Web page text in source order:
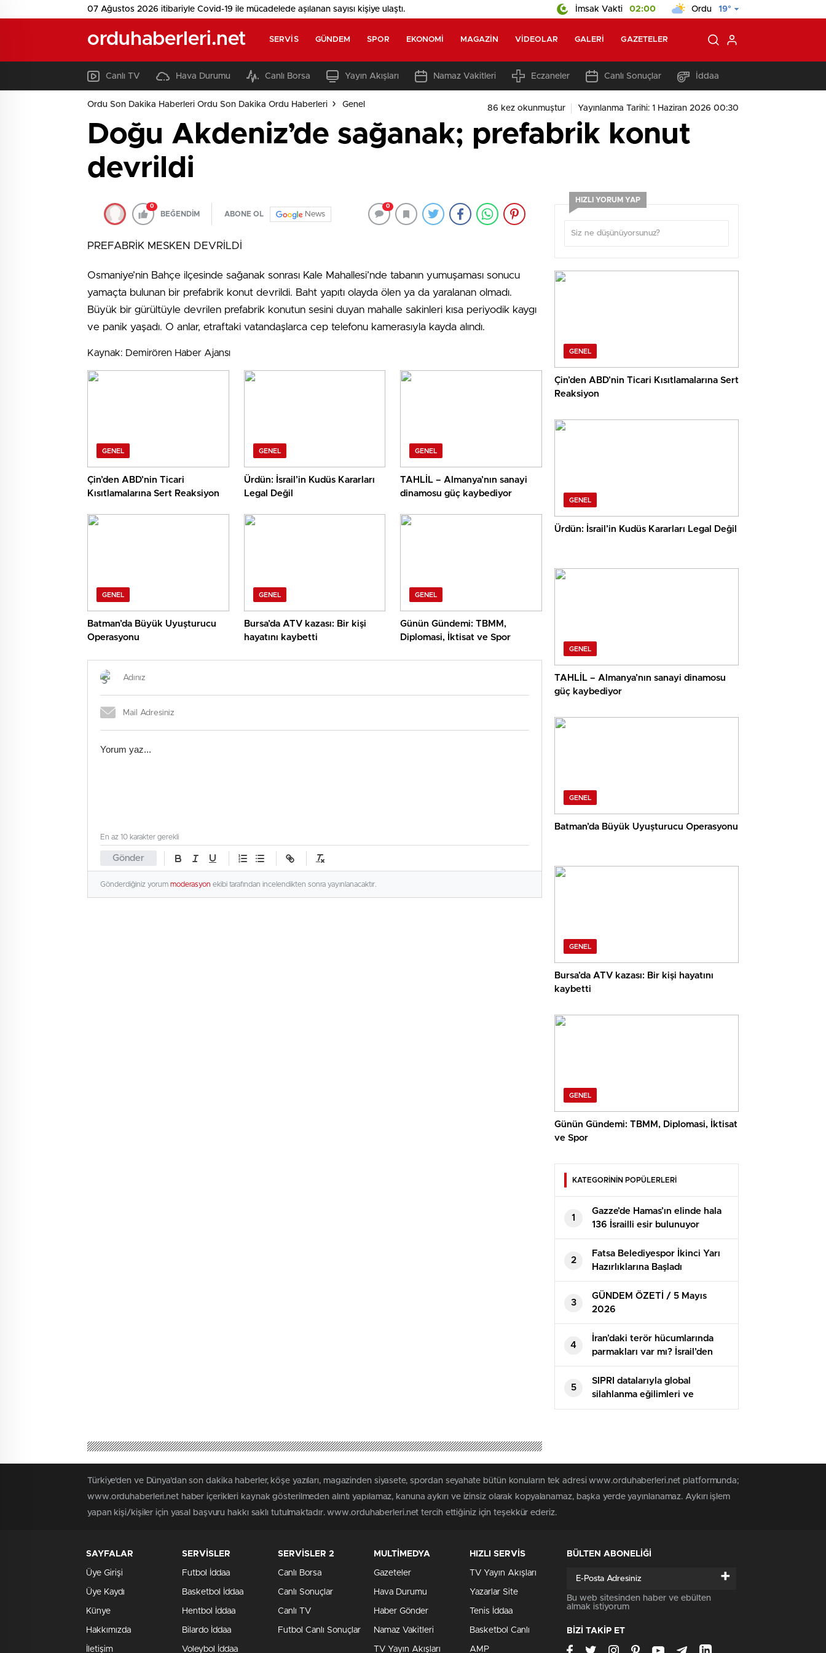
07 Ağustos 2026 itibariyle Covid-19 ile mücadelede aşılanan sayısı kişiye ulaştı. İmsak Vakti 02:00 Ordu 19°
orduhaberleri.net SERVIS GÜNDEM SPOR EKONOMI MAGAZIN VIDEOLAR GALERI GAZETELER
Canlı TV Hava Durumu Canlı Borsa Yayın Akışları Namaz Vakitleri Eczaneler Canlı Sonuçlar İddaa
Ordu Son Dakika Haberleri Ordu Son Dakika Ordu Haberleri Genel 86 kez okunmuştur Yayınlanma Tarihi: 1 Haziran 2026 00:30
Doğu Akdeniz’de sağanak; prefabrik konut
devrildi
0
BEĞENDİM ABONE OL News
0
PREFABRİK MESKEN DEVRİLDİ
Osmaniye’nin Bahçe ilçesinde sağanak sonrası Kale Mahallesi’nde tabanın yumuşaması sonucu
yamaçta bulunan bir prefabrik konut devrildi. Baht yapıtı olayda ölen ya da yaralanan olmadı.
Büyük bir gürültüyle devrilen prefabrik konutun sesini duyan mahalle sakinleri kısa periyodik kaygı
ve panik yaşadı. O anlar, etraftaki vatandaşlarca cep telefonu kamerasıyla kayda alındı.
Kaynak: Demirören Haber Ajansı
GENEL
Çin’den ABD’nin Ticari
Kısıtlamalarına Sert Reaksiyon
GENEL
Ürdün: İsrail’in Kudüs Kararları
Legal Değil
GENEL
TAHLİL – Almanya’nın sanayi
dinamosu güç kaybediyor
GENEL
Batman’da Büyük Uyuşturucu
Operasyonu
GENEL
Bursa’da ATV kazası: Bir kişi
hayatını kaybetti
GENEL
Günün Gündemi: TBMM,
Diplomasi, İktisat ve Spor
Gönder
En az 10 karakter gerekli
Gönderdiğiniz yorum moderasyon ekibi tarafından incelendikten sonra yayınlanacaktır.
HIZLI YORUM YAP
GENEL
Çin’den ABD’nin Ticari Kısıtlamalarına Sert
Reaksiyon
GENEL
Ürdün: İsrail’in Kudüs Kararları Legal Değil
GENEL
TAHLİL – Almanya’nın sanayi dinamosu
güç kaybediyor
GENEL
Batman’da Büyük Uyuşturucu Operasyonu
GENEL
Bursa’da ATV kazası: Bir kişi hayatını
kaybetti
GENEL
Günün Gündemi: TBMM, Diplomasi, İktisat
ve Spor
KATEGORİNİN POPÜLERLERİ
1
Gazze’de Hamas’ın elinde hala
136 İsrailli esir bulunuyor
2
Fatsa Belediyespor İkinci Yarı
Hazırlıklarına Başladı
3
GÜNDEM ÖZETİ / 5 Mayıs
2026
4
İran’daki terör hücumlarında
parmakları var mı? İsrail’den
birinci açıklama geldi
5
SIPRI datalarıyla global
silahlanma eğilimleri ve
Türkiye
Türkiye'den ve Dünya’dan son dakika haberler, köşe yazıları, magazinden siyasete, spordan seyahate bütün konuların tek adresi www.orduhaberleri.net platformunda;
www.orduhaberleri.net haber içerikleri kaynak gösterilmeden alıntı yapılamaz, kanuna aykırı ve izinsiz olarak kopyalanamaz, başka yerde yayınlanamaz. Aykırı işlem
yapan kişi/kişiler için yasal başvuru hakkı saklı tutulmaktadır. www.orduhaberleri.net tercih ettiğiniz için teşekkür ederiz.
SAYFALAR
Üye Girişi
Üye Kaydı
Künye
Hakkımızda
İletişim
SERVİSLER
Futbol İddaa
Basketbol İddaa
Hentbol İddaa
Bilardo İddaa
Voleybol İddaa
SERVİSLER 2
Canlı Borsa
Canlı Sonuçlar
Canlı TV
Futbol Canlı Sonuçlar
MULTİMEDYA
Gazeteler
Hava Durumu
Haber Gönder
Namaz Vakitleri
TV Yayın Akışları
HIZLI SERVİS
TV Yayın Akışları
Yazarlar Site
Tenis İddaa
Basketbol Canlı
AMP
BÜLTEN ABONELİĞİ
+
Bu web sitesinden haber ve ebülten
almak istiyorum
BİZİ TAKİP ET